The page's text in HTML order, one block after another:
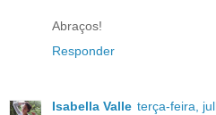
Abraços!
Responder
Isabella Valle terça-feira,